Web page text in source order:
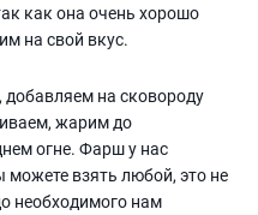
как она очень хорошо
на свой вкус.
на сковороду
жарим до
огне. Фарш у нас
можете взять любой, это не
необходимого нам